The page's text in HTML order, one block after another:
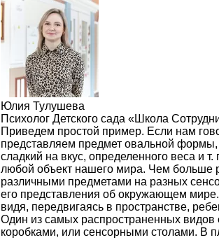
Юлия Тулушева
Психолог Детского сада «Школа
Приведем простой пример. Если нам
представляем предмет овальной формы,
сладкий на вкус, определенного веса и
любой объект нашего мира. Чем больше
различными предметами на разных
его представления об окружающем
видя, передвигаясь в пространстве,
Один из самых распространенных видов
коробками, или сенсорными столами. В